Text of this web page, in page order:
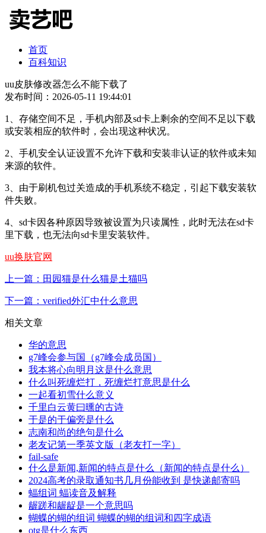
首页
百科知识
uu皮肤修改器怎么不能下载了
发布时间：2026-05-11 19:44:01
1、存储空间不足，手机内部及sd卡上剩余的空间不足以下载
或安装相应的软件时，会出现这种状况。
2、手机安全认证设置不允许下载和安装非认证的软件或未知
来源的软件。
3、由于刷机包过关造成的手机系统不稳定，引起下载安装软
件失败。
4、sd卡因各种原因导致被设置为只读属性，此时无法在sd卡
里下载，也无法向sd卡里安装软件。
uu换肤官网
上一篇：田园猫是什么猫是土猫吗
下一篇：verified外汇中什么意思
相关文章
华的意思
g7峰会参与国（g7峰会成员国）
我本将心向明月这是什么意思
什么叫死缠烂打，死缠烂打意思是什么
一起看初雪什么意义
千里白云黄曰曛的古诗
于是的于偏旁是什么
志南和尚的绝句是什么
老友记第一季英文版（老友打一字）
fail-safe
什么是新闻,新闻的特点是什么（新闻的特点是什么）
2024高考的录取通知书几月份能收到 是快递邮寄吗
蝠组词 蝠读音及解释
龌蹉和龌龊是一个意思吗
蝴蝶的蝴的组词 蝴蝶的蝴的组词和四字成语
otg是什么东西